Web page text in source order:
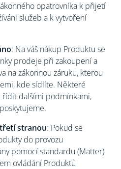
opatrovníka k přijetí
služeb a k vytvoření
: Na váš nákup Produktu se
prodeje při zakoupení a
na zákonnou záruku, kterou
kde sídlíte. Některé
řídit dalšími podmínkami,
stranou: Pokud se
do provozu
pomocí standardu (Matter)
ovládání Produktů